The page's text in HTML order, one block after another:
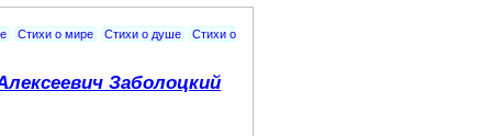
Стихи о мире Стихи о душе
Стихи о
Заболоцкий